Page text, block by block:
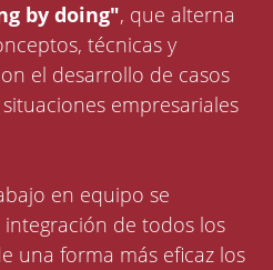
by doing", que alterna
técnicas y
el desarrollo de casos
empresariales
en equipo se
de todos los
una forma más eficaz los